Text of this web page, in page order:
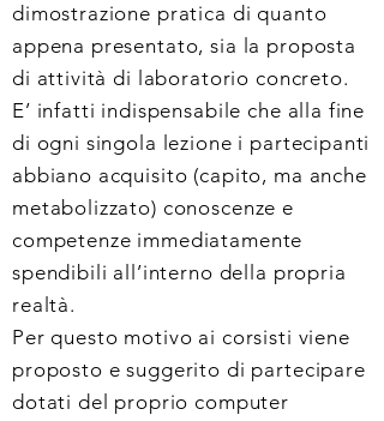
dimostrazione pratica di quanto
appena presentato, sia la proposta
di attività di laboratorio concreto.
E’ infatti indispensabile che alla fine
di ogni singola lezione i partecipanti
abbiano acquisito (capito, ma anche
metabolizzato) conoscenze e
competenze immediatamente
spendibili all’interno della propria
realtà.
Per questo motivo ai corsisti viene
proposto e suggerito di partecipare
dotati del proprio computer